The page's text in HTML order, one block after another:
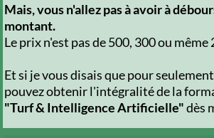
Mais, vous n'allez pas à avoir à
montant.
Le prix n'est pas de 500, 300 ou même
Et si je vous disais que pour seulement
pouvez obtenir l'intégralité de la
"Turf & Intelligence Artificielle"dès